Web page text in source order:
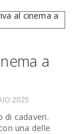
a
2025
di cadaveri.
una delle